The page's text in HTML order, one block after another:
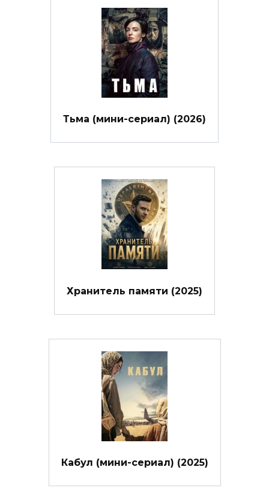
Тьма (мини-сериал) (2026)
Хранитель памяти (2025)
Кабул (мини-сериал) (2025)